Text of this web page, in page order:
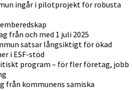
ingår i pilotprojekt för robusta
från och med 1 juli 2025
satsar långsiktigt för ökad
i ESF-stöd
program – för fler företag, jobb
från kommunens samiska